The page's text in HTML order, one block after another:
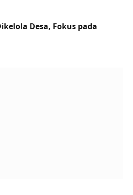
Desa, Fokus pada